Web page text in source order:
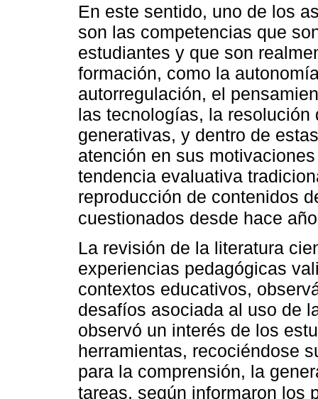
En este sentido, uno de los
son las competencias que
estudiantes y que son
formación, como la
autorregulación, el
las tecnologías, la resolución
generativas, y dentro de
atención en sus
tendencia evaluativa
reproducción de contenidos
cuestionados desde hace
La revisión de la literatura
experiencias pedagógicas
contextos educativos,
desafíos asociada al uso de
observó un interés de los
herramientas, recociéndose
para la comprensión, la
tareas, según informaron los